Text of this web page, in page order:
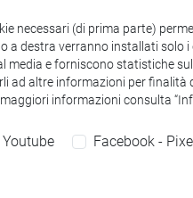
Esercitazioni
necessari (di prima parte)
a destra verranno installati solo
media e forniscono statistiche
ad altre informazioni per finalità
informazioni consulta
Facebook -